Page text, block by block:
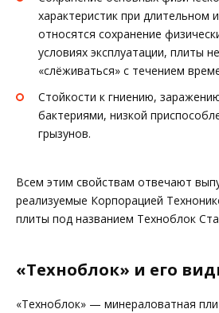
характеристик при длительном
относятся сохранение
условиях эксплуатации, плиты
«слёживаться» с течением
Стойкости к гниению,
бактериями, низкой
грызунов.
Всем этим свойствам отвечают
реализуемые Корпорацией
плиты под названием Техноблок
«Техноблок» и его
«Техноблок» — минераловатная